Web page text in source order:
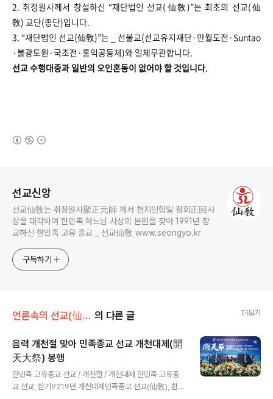
2. 취정원사께서 창설하신 “재단법인 선교(仙敎)”는 최초의 선교(仙
敎) 교단(종단)입니다.
3. “재단법인 선교(仙敎)”는 _ 선불교(선교유지재단·만월도전·Suntao
·불광도원·국조전·홍익공동체)와 일체무관합니다.
선교 수행대중과 일반의 오인혼동이 없어야 할 것입니다.
선교신앙
선교仙敎는 취정원사聚正元師 께서 천지인합일 정회正回사
상을 대각하여 한민족 하느님 사상의 본원을 찾아 1991년 창
교하신 한민족 고유 종교 _ 선교仙敎 www.seongyo.kr
구독하기
언론속의 선교(仙敎) 의 다른 글 더보기
음력 개천절 맞아 민족종교 선교 개천대제(開
天大祭) 봉행
한민족 고유종교 선교 / 개천절 / 개천대제 한민족 고유종
교 선교, 환기9219년 개천대제민족종교 선교(仙敎), 환기